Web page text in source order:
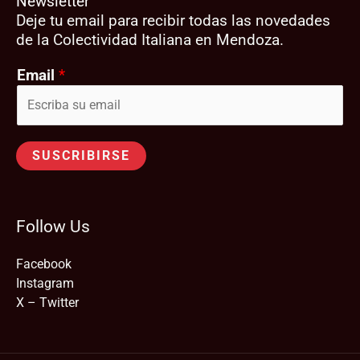
Deje tu email para recibir todas las novedades
de la Colectividad Italiana en Mendoza.
Email *
SUSCRIBIRSE
Follow Us
Facebook
Instagram
X – Twitter